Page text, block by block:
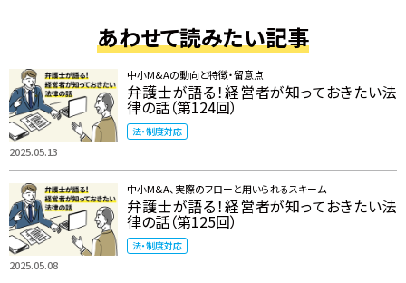
あわせて読みたい記事
2025.05.13
中小M&Aの動向と特徴・留意点
弁護士が語る！経営者が知っておきたい法
律の話（第124回）
法・制度対応
2025.05.08
中小M&A、実際のフローと用いられるスキーム
弁護士が語る！経営者が知っておきたい法
律の話（第125回）
法・制度対応